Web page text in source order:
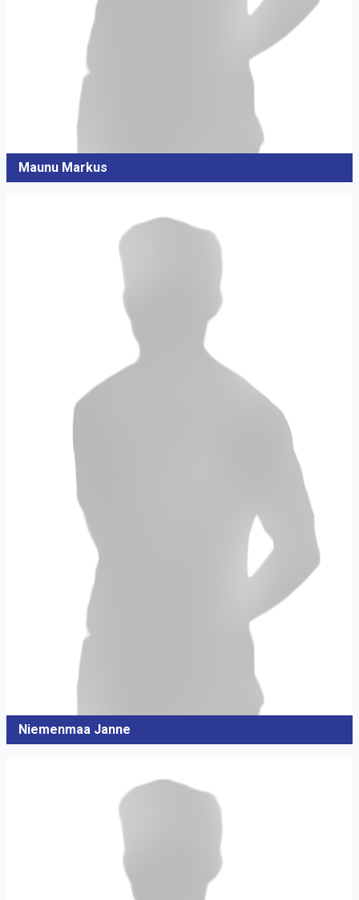
Maunu Markus
Niemenmaa Janne